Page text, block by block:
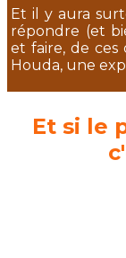
Et il y aura
répondre (et
et faire, de ces
Houda, une
Et si le